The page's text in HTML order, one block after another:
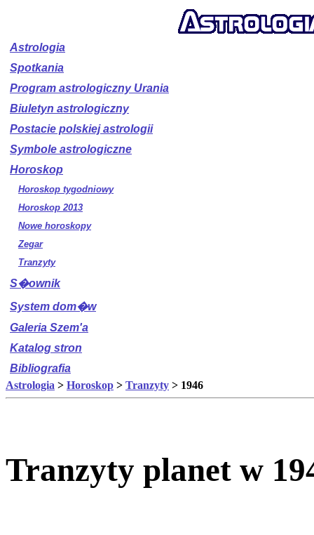
Astrologia
Spotkania
Program astrologiczny Urania
Biuletyn astrologiczny
Postacie polskiej astrologii
Symbole astrologiczne
Horoskop
Horoskop tygodniowy
Horoskop 2013
Nowe horoskopy
Zegar
Tranzyty
S�ownik
System dom�w
Galeria Szem'a
Katalog stron
Bibliografia
Astrologia > Horoskop > Tranzyty > 1946
Tranzyty planet w